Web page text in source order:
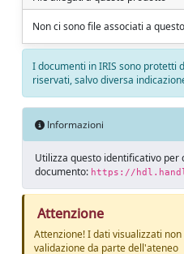
Non ci sono file associati a
I documenti in IRIS sono protetti
riservati, salvo diversa
Informazioni
Utilizza questo identificativo
documento: https://
Attenzione
Attenzione! I dati visualizzati
validazione da parte dell'ateneo